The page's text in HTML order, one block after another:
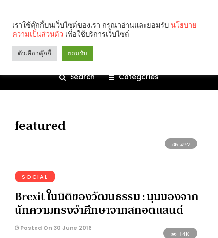
Search Categories
featured
492
SOCIAL
Brexit ในมิติของวัฒนธรรม : มุมมองจาก
นักความทรงจำศึกษาจากสกอตแลนด์
Posted On 30 June 2016
1.4K
เราใช้คุ๊กกี้บนเว็บไซต์ของเรา กรุณาอ่านและยอมรับ นโยบาย
ความเป็นส่วนตัว เพื่อใช้บริการเว็บไซต์
ตัวเลือกคุ๊กกี้ ยอมรับ